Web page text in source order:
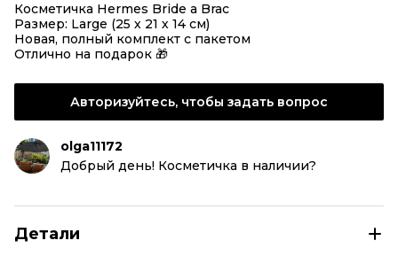
Косметичка Hermes Bride a Brac
Размер: Large (25 х 21 х 14 см)
Новая, полный комплект с пакетом
Отлично на подарок 🎁
Авторизуйтесь, чтобы задать вопрос
olga11172
Добрый день! Косметичка в наличии?
Детали